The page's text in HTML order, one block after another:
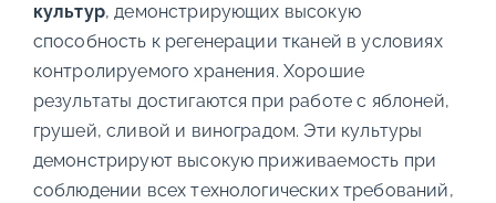
культур, демонстрирующих высокую
способность к регенерации тканей в условиях
контролируемого хранения. Хорошие
результаты достигаются при работе с яблоней,
грушей, сливой и виноградом. Эти культуры
демонстрируют высокую приживаемость при
соблюдении всех технологических требований,